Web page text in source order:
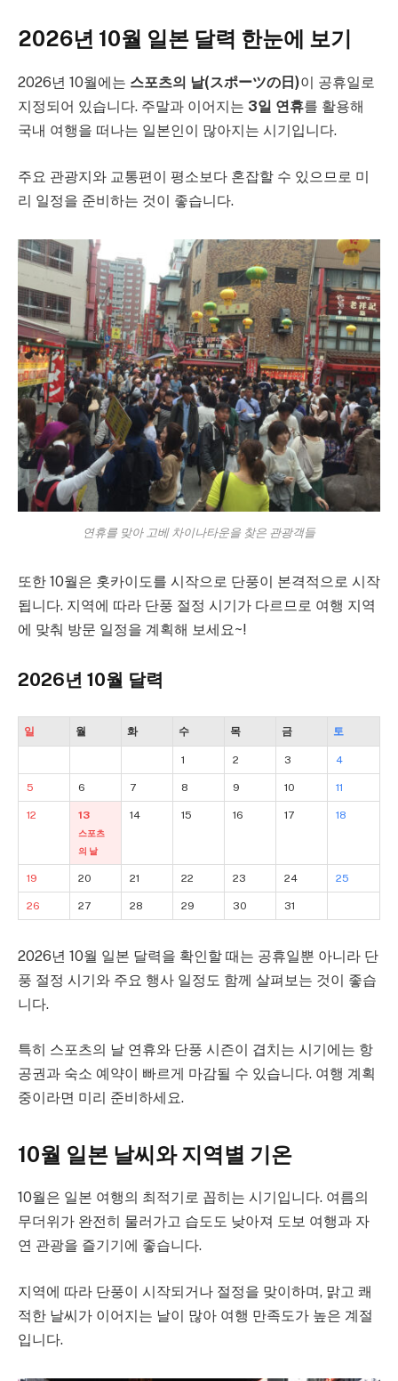
2026년 10월 일본 달력 한눈에 보기
2026년 10월에는 스포츠의 날(スポーツの日)이 공휴일로
지정되어 있습니다. 주말과 이어지는 3일 연휴를 활용해
국내 여행을 떠나는 일본인이 많아지는 시기입니다.
주요 관광지와 교통편이 평소보다 혼잡할 수 있으므로 미
리 일정을 준비하는 것이 좋습니다.
연휴를 맞아 고베 차이나타운을 찾은 관광객들
또한 10월은 홋카이도를 시작으로 단풍이 본격적으로 시작
됩니다. 지역에 따라 단풍 절정 시기가 다르므로 여행 지역
에 맞춰 방문 일정을 계획해 보세요~!
2026년 10월 달력
일 월 화 수 목 금 토
1 2 3 4
5 6 7 8 9 10 11
12 13
스포츠
의 날
14 15 16 17 18
19 20 21 22 23 24 25
26 27 28 29 30 31
2026년 10월 일본 달력을 확인할 때는 공휴일뿐 아니라 단
풍 절정 시기와 주요 행사 일정도 함께 살펴보는 것이 좋습
니다.
특히 스포츠의 날 연휴와 단풍 시즌이 겹치는 시기에는 항
공권과 숙소 예약이 빠르게 마감될 수 있습니다. 여행 계획
중이라면 미리 준비하세요.
10월 일본 날씨와 지역별 기온
10월은 일본 여행의 최적기로 꼽히는 시기입니다. 여름의
무더위가 완전히 물러가고 습도도 낮아져 도보 여행과 자
연 관광을 즐기기에 좋습니다.
지역에 따라 단풍이 시작되거나 절정을 맞이하며, 맑고 쾌
적한 날씨가 이어지는 날이 많아 여행 만족도가 높은 계절
입니다.